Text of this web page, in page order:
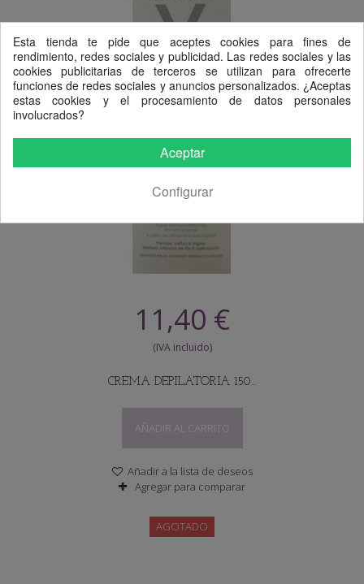
11,40 €
CREMA DEPILATORIA 150...
AÑADIR AL CARRITO
Añadir a la lista de deseos
Agregar para comparar
AGOTADO
Esta tienda te pide que aceptes cookies para fines de
rendimiento, redes sociales y publicidad. Las redes sociales y las
cookies publicitarias de terceros se utilizan para ofrecerte
funciones de redes sociales y anuncios personalizados. ¿Aceptas
estas cookies y el procesamiento de datos personales
involucrados?
Aceptar
Configurar